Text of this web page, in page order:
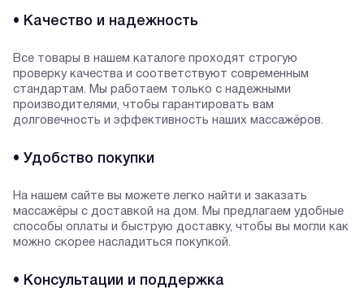
• Качество и надежность
Все товары в нашем каталоге проходят строгую
проверку качества и соответствуют современным
стандартам. Мы работаем только с надежными
производителями, чтобы гарантировать вам
долговечность и эффективность наших массажёров.
• Удобство покупки
На нашем сайте вы можете легко найти и заказать
массажёры с доставкой на дом. Мы предлагаем удобные
способы оплаты и быструю доставку, чтобы вы могли как
можно скорее насладиться покупкой.
• Консультации и поддержка